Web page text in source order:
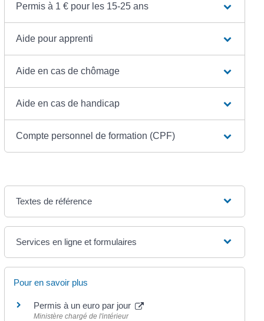
Permis à 1 € pour les 15-25 ans
Aide pour apprenti
Aide en cas de chômage
Aide en cas de handicap
Compte personnel de formation (CPF)
Textes de référence
Services en ligne et formulaires
Pour en savoir plus
Permis à un euro par jour
Ministère chargé de l'intérieur